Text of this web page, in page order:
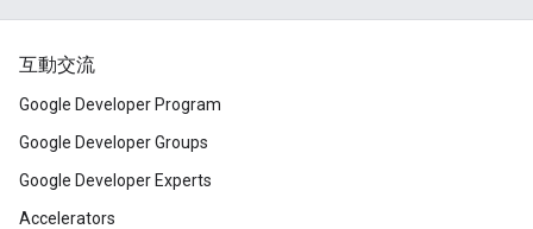
互動交流
Google Developer Program
Google Developer Groups
Google Developer Experts
Accelerators